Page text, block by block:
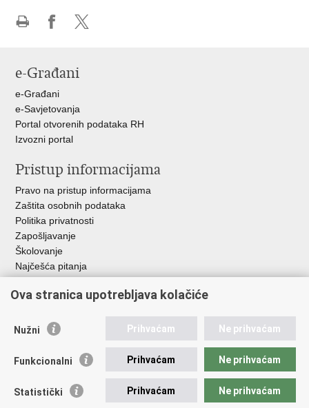
Facebooku
X-
e-Građani
e-Građani
e-Savjetovanja
Portal otvorenih podataka RH
Izvozni portal
Pristup informacijama
Pravo na pristup informacijama
Zaštita osobnih podataka
Politika privatnosti
Zapošljavanje
Školovanje
Najčešća pitanja
Važne poveznice
EMN Nacionalna kontaktna točka za Republiku Hrvatsku
Policijska akademija
Zaklada policijske solidarnosti
Ova stranica upotrebljava kolačiće
Nužni Prihvaćam Ne prihvaćam
Funkcionalni Prihvaćam Ne prihvaćam
Statistički Prihvaćam Ne prihvaćam